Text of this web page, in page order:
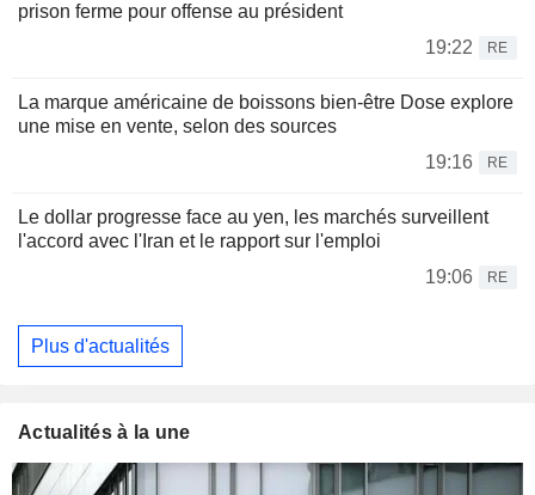
prison ferme pour offense au président
19:22
RE
La marque américaine de boissons bien-être Dose explore
une mise en vente, selon des sources
19:16
RE
Le dollar progresse face au yen, les marchés surveillent
l'accord avec l'Iran et le rapport sur l'emploi
19:06
RE
Plus d'actualités
Actualités à la une